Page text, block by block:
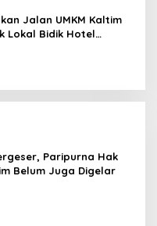
Jalan UMKM Kaltim
Lokal Bidik Hotel
Paripurna Hak
Belum Juga Digelar